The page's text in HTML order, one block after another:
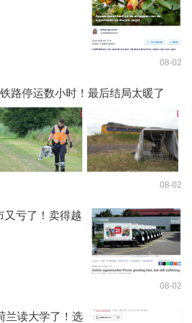
08-02
路停运数小时！最后结局太暖了
08-02
又亏了！卖得越
08-02
兰读大学了！选